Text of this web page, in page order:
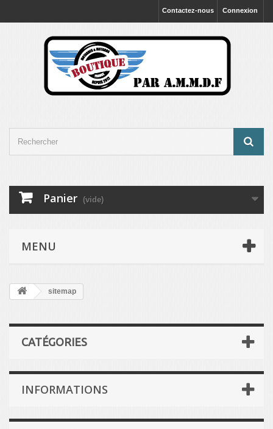
Connexion
Contactez-nous
Panier (vide)
MENU
sitemap
CATÉGORIES
INFORMATIONS